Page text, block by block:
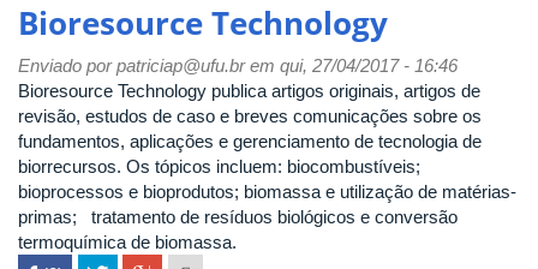
of
Chemical
Engineering
Bioresource Technology
Enviado porpatriciap@ufu.brem qui, 27/04/2017 - 16:46
Bioresource Technology publica artigos originais, artigos de
revisão, estudos de caso e breves comunicações sobre os
fundamentos, aplicações e gerenciamento de tecnologia de
biorrecursos. Os tópicos incluem: biocombustíveis;
bioprocessos e bioprodutos; biomassa e utilização de matérias-
primas; tratamento de resíduos biológicos e conversão
termoquímica de biomassa.